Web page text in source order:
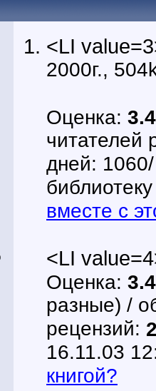
<LI
2000г.,
Оценка: 3.4
читателей
дней:
вместе с
<LI
Оценка: 3.4
разные) /
рецензий:
16.11.03
книгой?